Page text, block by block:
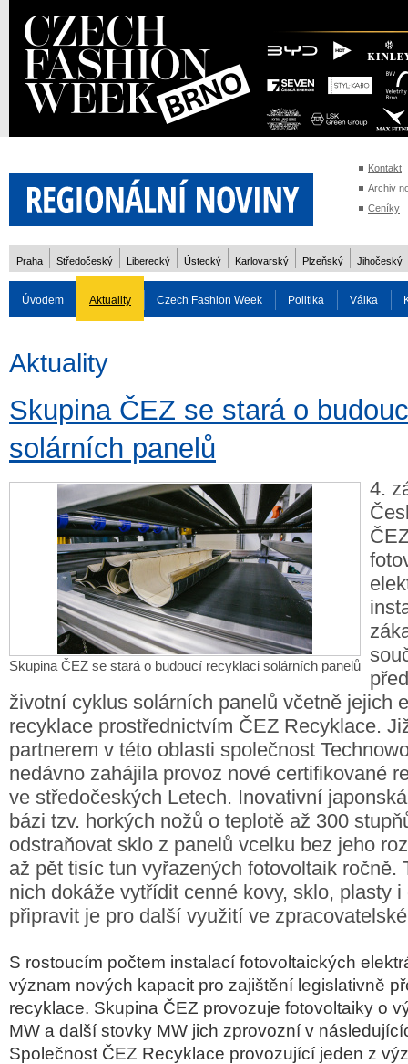
Kontakt
Archiv
Ceníky
Praha Středočeský Liberecký Ústecký Karlovarský Plzeňský Jihočeský
Úvodem Aktuality Czech Fashion Week Politika Válka
Aktuality
Skupina ČEZ se stará o
solárních panelů
Skupina ČEZ se stará o budoucí recyklaci solárních panelů
4.
životní cyklus solárních panelů včetně jejich
recyklace prostřednictvím ČEZ Recyklace.
partnerem v této oblasti společnost
nedávno zahájila provoz nové certifikované
ve středočeských Letech. Inovativní
bázi tzv. horkých nožů o teplotě až 300
odstraňovat sklo z panelů vcelku bez jeho
až pět tisíc tun vyřazených fotovoltaik ročně.
nich dokáže vytřídit cenné kovy, sklo, plasty
připravit je pro další využití ve
S rostoucím počtem instalací fotovoltaických
význam nových kapacit pro zajištění legislativně
recyklace. Skupina ČEZ provozuje fotovoltaiky o
MW a další stovky MW jich zprovozní v
Společnost ČEZ Recyklace provozující jeden z